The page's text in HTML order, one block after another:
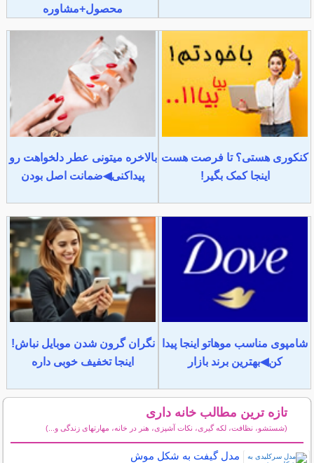
محصول+مشاوره
کنکوری هستی؟ تا فرصت هست
اینجا کمک بگیر!
بالاخره میتونی عطر دلخواهت رو
پیداکنی◀ضمانت اصل بودن
شامپوی مناسب موهاتو اینجا پیدا
کن◀بهترین برند بازار
نگران گرون شدن موبایل نباش!
اینجا تخفیف خوبی داره
تازه ترین مطالب خانه داری
(شستشو، نظافت، لکه گیری، نکات آشپزی، هنر در خانه، مهارتهای زندگی و...)
مدل گیفت به شکل موش